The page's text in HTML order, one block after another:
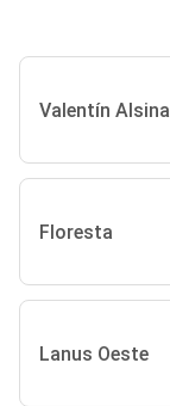
Valentín Alsina
Floresta
Lanus Oeste